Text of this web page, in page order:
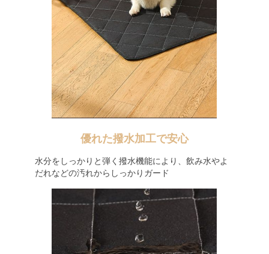
優れた撥水加工で安心
水分をしっかりと弾く撥水機能により、飲み水やよ
だれなどの汚れからしっかりガード